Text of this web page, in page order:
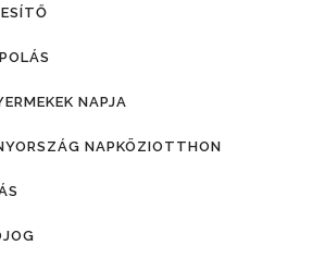
NAPJA
NAPKÖZIOTTHON